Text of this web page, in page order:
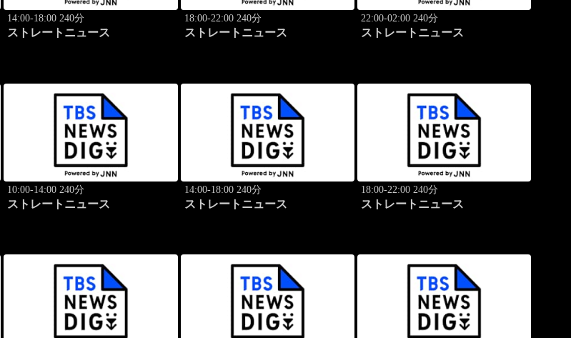
14:00-18:00 240分
ストレートニュース
18:00-22:00 240分
ストレートニュース
22:00-02:00 240分
ストレートニュース
10:00-14:00 240分
ストレートニュース
14:00-18:00 240分
ストレートニュース
18:00-22:00 240分
ストレートニュース